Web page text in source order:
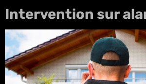
Intervention sur